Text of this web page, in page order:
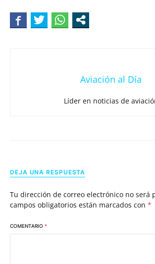
Aviación al Día
Líder en noticias de
DEJA UNA RESPUESTA
Tu dirección de correo electrónico no será
campos obligatorios están marcados con *
COMENTARIO *